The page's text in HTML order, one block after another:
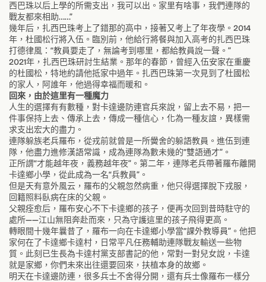
西巴珠以后上學的所需支出，我可以出。家里有啥事，我們連隊的
戰友都來相助……”
幾年后，扎西巴珠考上了錯那的高中，接著又考上了年夜學。2014
年，杜國松行將入伍。臨別前，他給行將餐與加入高考的扎西巴珠
打德律風：“教員要走了，無論考到哪里，都給教員說一聲。”
2021年，扎西巴珠研討生結業。那年的春節，曾經入伍安家在重慶
的杜國松，特地約請他抵家中過年。扎西巴珠第一次見到了杜國松
的家人，阿誰年，他過得幸福而暖和。
回來，由於這里有一種魔力
人生的選擇有有數種，對卡達邊防連官兵來說，留上去不易，把一
件事保持上去、傳承上去，傳成一種信心，化為一種友誼，異樣需
求支出宏大的盡力。
連隊躲族老兵羅布，從戎前就曾是一所黌舍的躲語教員。進伍到連
隊，他盡力進修漢語常識，成為連隊為數未幾的“雙語通才”。
正所謂“才能越年夜，義務越年夜”。第二年，連隊老兵帶著羅布離開
卡達鄉小學，從此成為一名“兵教員”。
但是天有意外風云，羅布的父親忽然病重，他只得選擇脫下戎服，
回籍照料臥病在床的父親。
父親痊愈后，羅布安心不下卡達鄉的孩子，便再次回到昔時駐守的
處所——江山無阻奔赴而來，只為守護這里的孩子飛得更高。
轉眼間十幾年曩昔了，羅布一向在卡達鄉小學當“課外教導員”。他把
家何在了卡達鄉卡達村，日常平凡任務輔助連隊戰友輸送一些物
質。此刻已生長為卡達村黨支部書記的他，常對一對兒女說，卡達
就是家鄉，你們未來出往還要回來，扶植本身的故鄉。
明天在卡達邊防連，很多兵士不舍得分開，還有兵士像羅布一樣分